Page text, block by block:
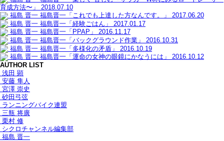
育成方法〜」
2018.07.10
福島 晋一 福島晋一「これでも上達した方なんです。」
2017.06.20
福島 晋一 福島晋一「経験ごはん」
2017.01.17
福島 晋一 福島晋一「PPAP」
2016.11.17
福島 晋一 福島晋一「バックグラウンド作業」
2016.10.31
福島 晋一 福島晋一「多様化の矛盾」
2016.10.19
福島 晋一 福島晋一「運命の女神の眼鏡にかなうには」
2016.10.12
AUTHOR LIST
浅田 顕
安藤 隼人
宮澤 崇史
砂田弓弦
ランニングバイク連盟
三瓶 将廣
栗村 修
シクロチャンネル編集部
福島 晋一